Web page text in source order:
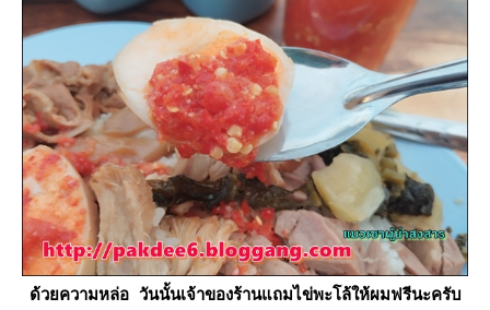
ด้วยความหล่อ วันนั้นเจ้าของร้านแถมไข่พะโล้ให้ผมฟรีนะครับ